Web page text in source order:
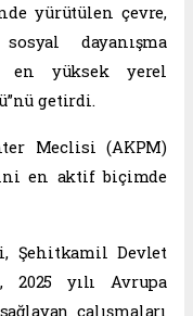
yürütülen çevre,
dayanışma
en yüksek yerel
getirdi.
Meclisi (AKPM)
en aktif biçimde
Şehitkamil Devlet
2025 yılı Avrupa
çalışmaları